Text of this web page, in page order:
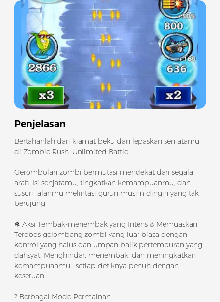
Slide 1 of 5
Penjelasan
Bertahanlah dari kiamat beku dan lepaskan senjatamu
di Zombie Rush: Unlimited Battle.
Gerombolan zombi bermutasi mendekat dari segala
arah. Isi senjatamu, tingkatkan kemampuanmu, dan
susuri jalanmu melintasi gurun musim dingin yang tak
berujung!
❄ Aksi Tembak-menembak yang Intens & Memuaskan
Terobos gelombang zombi yang luar biasa dengan
kontrol yang halus dan umpan balik pertempuran yang
dahsyat. Menghindar, menembak, dan meningkatkan
kemampuanmu—setiap detiknya penuh dengan
keseruan!
? Berbagai Mode Permainan